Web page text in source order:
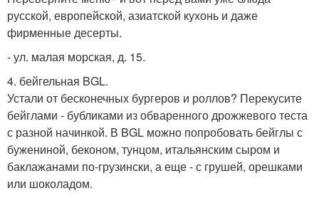
русской, европейской, азиатской кухонь и даже
фирменные десерты.
- ул. малая морская, д. 15.
4. бейгельная BGL.
Устали от бесконечных бургеров и роллов? Перекусите
бейглами - бубликами из обваренного дрожжевого теста
с разной начинкой. В BGL можно попробовать бейглы с
бужениной, беконом, тунцом, итальянским сыром и
баклажанами по-грузински, а еще - с грушей, орешками
или шоколадом.